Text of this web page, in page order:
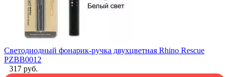
Светодиодный фонарик-ручка двухцветная Rhino Rescue
PZBB0012
317 руб.